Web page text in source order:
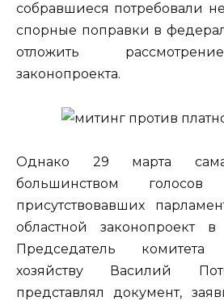
собравшиеся потребовали
спорные поправки в
отложить
законопроекта.
Однако 29 марта
большинством
присутствовавших
областной законопроект
Председатель
хозяйству Василий
представлял документ,